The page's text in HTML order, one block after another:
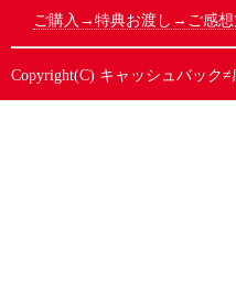
ご購入→特典お渡し→ご感想
Copyright(C) キャッシュバック